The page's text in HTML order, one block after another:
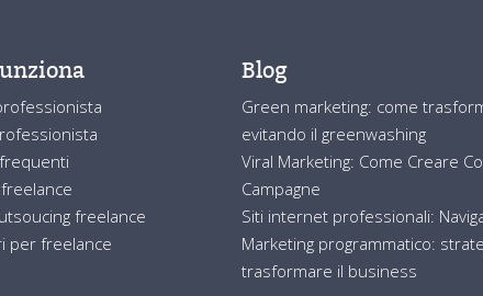
freelance
per freelance
Blog
Green marketing: come
evitando il greenwashing
Viral Marketing: Come Creare
Campagne
Siti internet professionali:
Marketing programmatico:
trasformare il business